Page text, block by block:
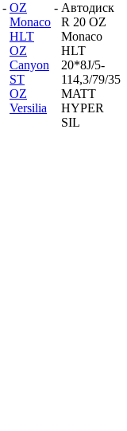
- OZ
Monaco
HLT
OZ
Canyon
ST
OZ
Versilia
- Автодиск
R 20 OZ
Monaco
HLT
20*8J/5-
114,3/79/35
MATT
HYPER
SIL